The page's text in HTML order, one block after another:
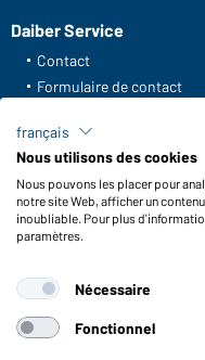
Daiber Service
Contact
Formulaire de contact
FAQ / Manuel d' utilisation
Vérifier le stock
Reporting system
Fonctions et entretien
Conseils d'entretien
Tailles
Couleurs
français
Nous utilisons des cookies
Nous pouvons les placer pour
notre site Web, afficher un
inoubliable. Pour plus
paramètres.
Nécessaire
Fonctionnel